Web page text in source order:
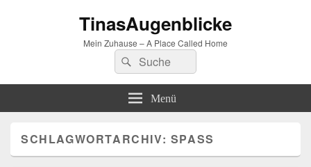
TinasAugenblicke
Mein Zuhause – A Place Called Home
Suchen
nach:
Suchen
Menü
SCHLAGWORTARCHIV: SPASS